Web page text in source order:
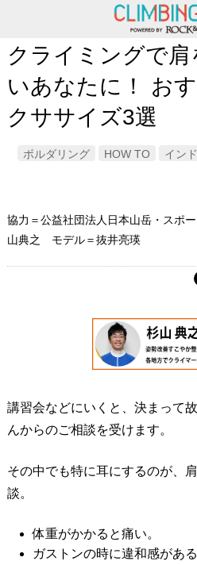
クライミングで
いあなたに！ お
クササイズ3選
ボルダリング HOW TO イン
協力＝公益社団法人日本山岳・スポ
山典之 モデル＝抜井亮瑛
講習会などにいくと、決まって
んからのご相談を受けます。
その中でも特に耳にするのが、
談。
体重がかかると痛い。
ガストンの時に違和感がある